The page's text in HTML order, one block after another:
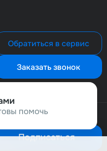
Обратиться в сервис
Заказать звонок
Подписаться
помочь